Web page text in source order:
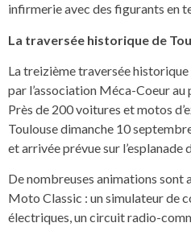
infirmerie avec des figurants en
La traversée historique de
La treizième traversée
par l’association Méca-Coeur
Près de 200 voitures et motos
Toulouse dimanche 10
et arrivée prévue sur l’esplanade
De nombreuses animations sont
Moto Classic : un simulateur de
électriques, un circuit radio-